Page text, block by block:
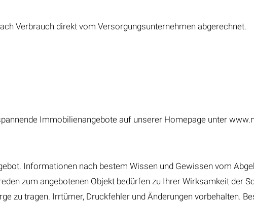
Verbrauch direkt vom Versorgungsunternehmen abgerechnet.
Immobilienangebote auf unserer Homepage unter
Informationen nach bestem Wissen und Gewissen vom
zum angebotenen Objekt bedürfen zu Ihrer Wirksamkeit der
zu tragen. Irrtümer, Druckfehler und Änderungen vorbehalten.